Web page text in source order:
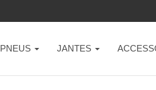
PNEUS JANTES